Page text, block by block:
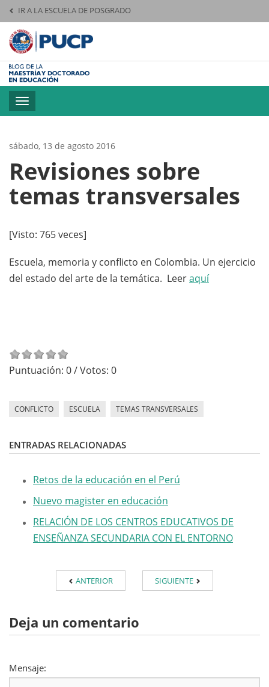
IR A LA ESCUELA DE POSGRADO
Pontificia
Toggle
navigation
sábado, 13 de agosto 2016
Revisiones sobre
temas transversales
[Visto: 765 veces]
Escuela, memoria y conflicto en Colombia. Un ejercicio
del estado del arte de la temática. Leeraquí
Puntuación: 0/ Votos: 0
CONFLICTO ESCUELA TEMAS TRANSVERSALES
ENTRADAS RELACIONADAS
Retos de la educación en el Perú
Nuevo magister en educación
RELACIÓN DE LOS CENTROS EDUCATIVOS DE
ENSEÑANZA SECUNDARIA CON EL ENTORNO
ANTERIOR SIGUIENTE
Deja un comentario
Mensaje: